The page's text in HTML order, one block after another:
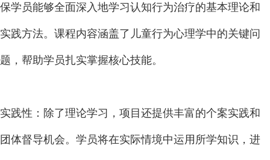
保学员能够全面深入地学习认知行为治疗的基本理论和
实践方法。课程内容涵盖了儿童行为心理学中的关键问
题，帮助学员扎实掌握核心技能。
实践性：除了理论学习，项目还提供丰富的个案实践和
团体督导机会。学员将在实际情境中运用所学知识，进